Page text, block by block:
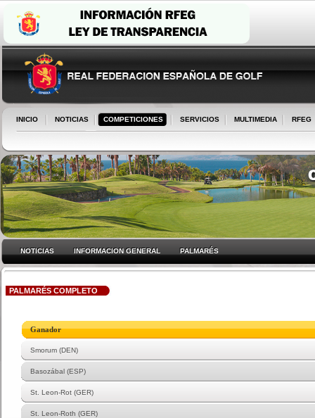
INICIO NOTICIAS COMPETICIONES SERVICIOS MULTIMEDIA RFEG
NOTICIAS INFORMACION GENERAL PALMARÉS
PALMARÉS COMPLETO
Ganador
Smorum (DEN)
Basozábal (ESP)
St. Leon-Rot (GER)
St. Leon-Roth (GER)